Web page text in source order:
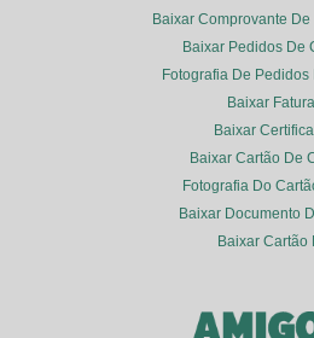
Baixar Comprovante
Baixar Pedidos De
Fotografia De
Baixar
Baixar
Baixar Cartão De
Fotografia Do
Baixar Documento
Baixar Cartão